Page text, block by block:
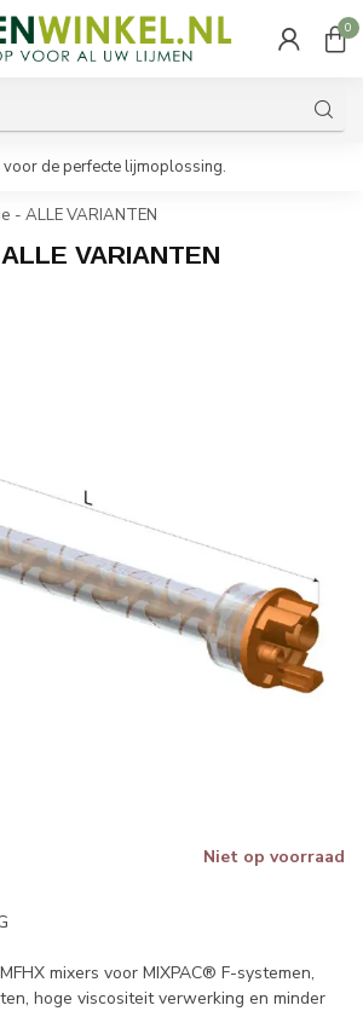
0
de perfecte lijmoplossing.
- ALLE VARIANTEN
VARIANTEN
Niet op voorraad
mixers voor MIXPAC® F-systemen,
hoge viscositeit verwerking en minder